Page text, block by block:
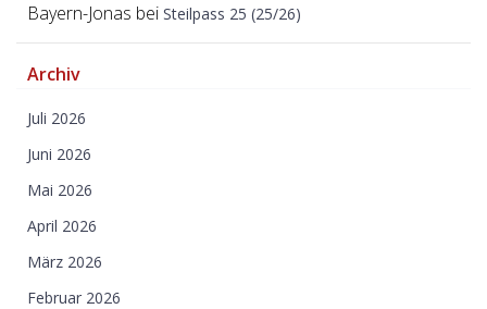
Bayern-Jonas bei Steilpass 25 (25/26)
Archiv
Juli 2026
Juni 2026
Mai 2026
April 2026
März 2026
Februar 2026